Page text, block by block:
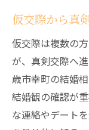
仮交際から真
仮交際は複数の
が、真剣交際へ
歳市幸町の結婚
結婚観の確認が
な連絡やデート